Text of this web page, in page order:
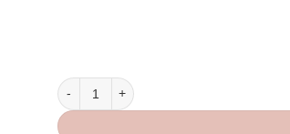
produkto kiekis: Pinta plati apyrankė